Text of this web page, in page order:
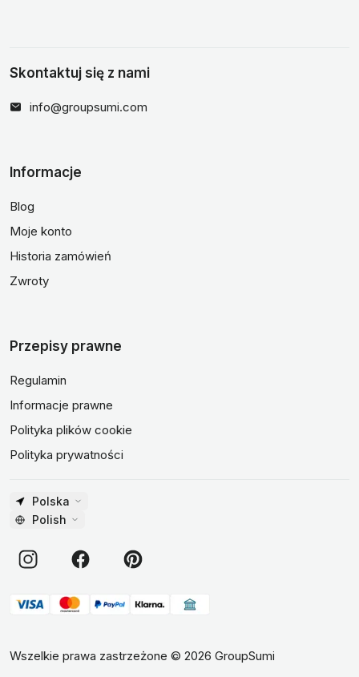
Skontaktuj się z nami
info@groupsumi.com
Informacje
Blog
Moje konto
Historia zamówień
Zwroty
Przepisy prawne
Regulamin
Informacje prawne
Polityka plików cookie
Polityka prywatności
Polska
Polish
Wszelkie prawa zastrzeżone © 2026 GroupSumi